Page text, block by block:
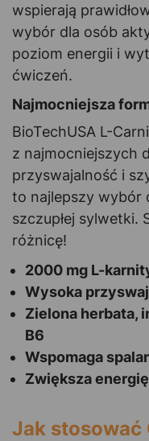
wspierają
wybór dla osób
poziom energii i
ćwiczeń.
Najmocniejsza
BioTechUSA L-
z najmocniejszych
przyswajalność i
to najlepszy wybór
szczupłej sylwetki.
różnicę!
2000 mg L-
Wysoka
Zielona herbata,
B6
Wspomaga
Zwiększa
Jak stosować